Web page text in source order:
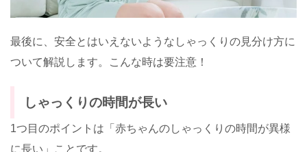
最後に、安全とはいえないようなしゃっくりの見分け方に
ついて解説します。こんな時は要注意！
しゃっくりの時間が長い
1つ目のポイントは「赤ちゃんのしゃっくりの時間が異様
に長い」ことです。